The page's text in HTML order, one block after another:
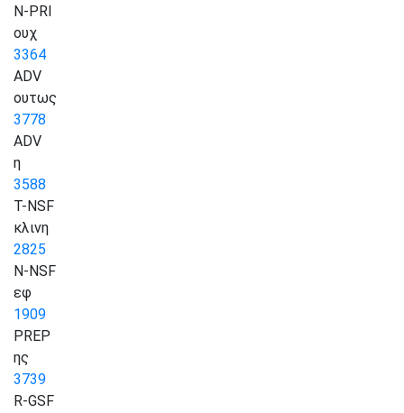
N-PRI
ουχ
3364
ADV
ουτως
3778
ADV
η
3588
T-NSF
κλινη
2825
N-NSF
εφ
1909
PREP
ης
3739
R-GSF